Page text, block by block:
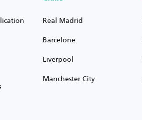
Real Madrid
Barcelone
Liverpool
Manchester City